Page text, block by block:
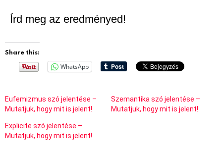
Írd meg az eredményed!
Share this:
WhatsApp
Eufemizmus szó jelentése –
Mutatjuk, hogy mit is jelent!
Szemantika szó jelentése –
Mutatjuk, hogy mit is jelent!
Explicite szó jelentése –
Mutatjuk, hogy mit is jelent!